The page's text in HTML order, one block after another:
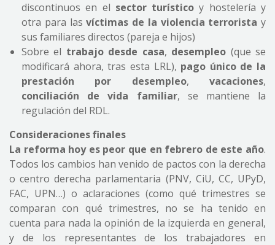
discontinuos en el sector turístico y hostelería y
otra para lasvíctimas de la violencia terrorista y
sus familiares directos (pareja e hijos)
Sobre el trabajo desde casa, desempleo (que se
modificará ahora, tras esta LRL), pago único de la
prestación por desempleo,vacaciones,
conciliación de vida familiar, se mantiene la
regulación del RDL.
Consideraciones finales
La reforma hoy es peor que en febrero de este año.
Todos los cambios han venido de pactos con la derecha
o centro derecha parlamentaria (PNV, CiU, CC, UPyD,
FAC, UPN…) o aclaraciones (como qué trimestres se
comparan con qué trimestres, no se ha tenido en
cuenta para nada la opinión de la izquierda en general,
y de los representantes de los trabajadores en